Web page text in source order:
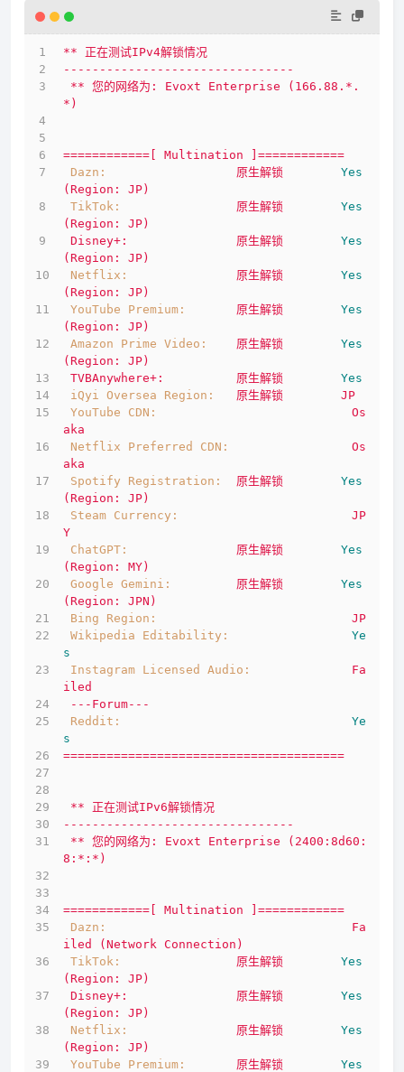
**
正在测试IPv4解锁情况
--------------------------------
** 您的网络为: Evoxt Enterprise
(166.88.*.
*)
============[ Multination
]============
Dazn:
原生解锁
Yes
(Region:
JP)
TikTok:
原生解锁
Yes
(Region:
JP)
Disney+:
原生解锁
Yes
(Region:
JP)
Netflix:
原生解锁
Yes
(Region:
JP)
YouTube Premium:
原生解锁
Yes
(Region:
JP)
Amazon Prime Video:
原生解锁
Yes
(Region:
JP)
TVBAnywhere+:
原生解锁
Yes
iQyi Oversea Region:
原生解锁
JP
YouTube CDN:
Os
aka
Netflix Preferred CDN:
Os
aka
Spotify Registration:
原生解锁
Yes
(Region:
JP)
Steam Currency:
JP
Y
ChatGPT:
原生解锁
Yes
(Region:
MY)
Google Gemini:
原生解锁
Yes
(Region:
JPN)
Bing Region:
JP
Wikipedia Editability:
Ye
s
Instagram Licensed Audio:
Fa
iled
---Forum---
Reddit:
Ye
s
=======================================
**
正在测试IPv6解锁情况
--------------------------------
** 您的网络为: Evoxt Enterprise
(2400:8d60:
8:*:*)
============[ Multination
]============
Dazn:
Fa
iled
(Network Connection)
TikTok:
原生解锁
Yes
(Region:
JP)
Disney+:
原生解锁
Yes
(Region:
JP)
Netflix:
原生解锁
Yes
(Region:
JP)
YouTube Premium:
原生解锁
Yes